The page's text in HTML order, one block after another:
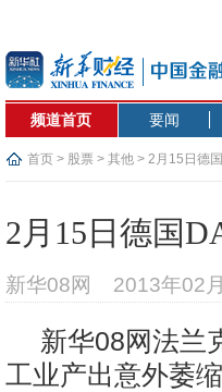
频道首页 要闻
首页 > 股票 > 其他 > 2月15日德
2月15日德国
新华08网 2013年02
新华08网法兰
工业产出意外萎